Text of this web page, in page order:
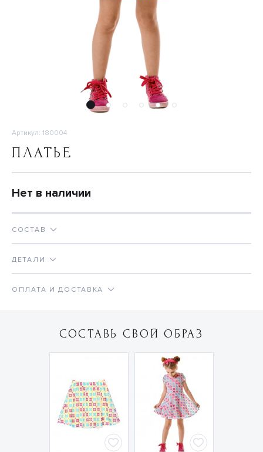
Артикул: 180004
ПЛАТЬЕ
Нет в наличии
СОСТАВ
ДЕТАЛИ
ОПЛАТА И ДОСТАВКА
СОСТАВЬ СВОЙ ОБРАЗ